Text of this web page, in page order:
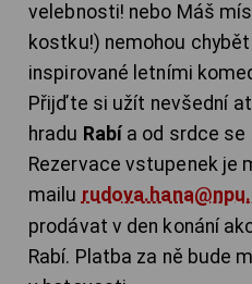
velebnosti! nebo Máš
kostku!) nemohou
inspirované letními
Přijďte si užít nevšední
hradu Rabí a od srdce
Rezervace vstupenek je
mailu
prodávat v den konání
Rabí. Platba za ně bude